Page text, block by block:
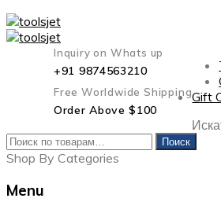
Inquiry on Whats up
+91 9874563210
Free Worldwide Shipping
Order Above $100
Gift
Поиск
Shop By Categories
Menu